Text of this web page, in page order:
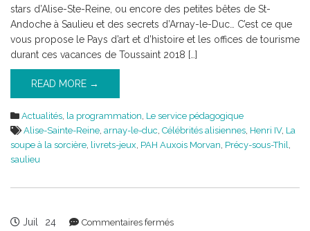
stars d’Alise-Ste-Reine, ou encore des petites bêtes de St-
Andoche à Saulieu et des secrets d’Arnay-le-Duc… C’est ce que
vous propose le Pays d’art et d’histoire et les offices de tourisme
durant ces vacances de Toussaint 2018 […]
READ MORE →
Actualités, la programmation, Le service pédagogique
Alise-Sainte-Reine, arnay-le-duc, Célébrités alisiennes, Henri IV, La
soupe à la sorcière, livrets-jeux, PAH Auxois Morvan, Précy-sous-Thil,
saulieu
Juil 24 Commentaires ferméssur